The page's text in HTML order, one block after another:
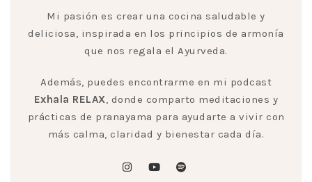
Mi pasión es crear una cocina saludable y
deliciosa, inspirada en los principios de armonía
que nos regala el Ayurveda.
Además, puedes encontrarme en mi podcast
Exhala RELAX, donde comparto meditaciones y
prácticas de pranayama para ayudarte a vivir con
más calma, claridad y bienestar cada día.